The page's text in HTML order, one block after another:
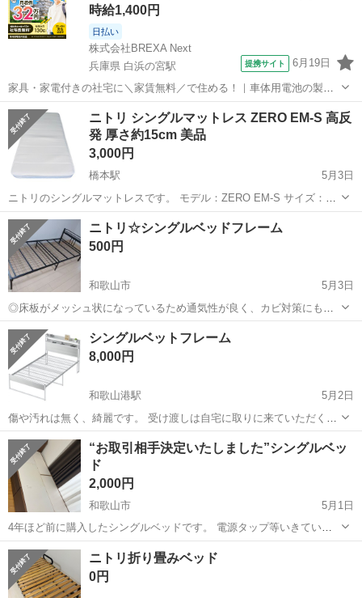
時給1,400円
日払い
株式会社BREXA Next
兵庫県 白浜の宮駅
提携サイト 6月19日
家具・家電付きの社宅に＼家賃無料／で住める！｜車体用電池の製造
｜未経験から月収例32万円♪｜さらに【年間休日130日】！ 人気の工場
のお仕事 ◇車体用電池の製造◇ 機械の操作、部品のセッティング、検
査、清掃業務など。 ...
兵庫 白浜の宮駅
ニトリ シングルマットレス ZERO EM-S 高反
発 厚さ約15cm 美品
3,000円
橋本駅
5月3日
ニトリのシングルマットレスです。 モデル：ZERO EM-S サイズ：シ
ングル 約 幅97cm × 長さ197cm × 厚さ15cm 高反発タイプでしっかり
した寝心地です。 軽量で扱いやすく、来客用や一人暮らしにもおす
す...
和歌山 橋本市 橋本駅 ベッド シングル
ニトリ☆シングルベッドフレーム
500円
和歌山市
5月3日
◎床板がメッシュ状になっているため通気性が良く、カビ対策にも適
しています。 ◎ベッド下に収納ケースを置いたり、ロボットクリーナ
ーも通れます!! 購入時価格 約10,000円でした。 ※中央辺りのメッシ
ュ...
和歌山 ベッド ニトリシングルベッドフレーム
シングルベットフレーム
8,000円
和歌山港駅
5月2日
傷や汚れは無く、綺麗です。 受け渡しは自宅に取りに来ていただく形
になります。 別サイトでも投稿しておりますので、先に連絡いただい
た方を優先させていただきます。 箱には入れておらず、大きく３つに
分解してかさの出ないようにして...
和歌山 和歌山市 和歌山港駅 ベッド
シングルベットフレーム
“お取引相手決定いたしました”シングルベッ
ド
2,000円
和歌山市
5月1日
4年ほど前に購入したシングルベッドです。 電源タップ等いきていま
す。 引っ越す際に要らなくなったので出品しました。 和歌山市福島ま
で、できるだけ早くとりにきてくれる方を優先させていただきます。
よろしくおねがいします。
和歌山 和歌山市 ベッド
ニトリ折り畳みベッド
0円